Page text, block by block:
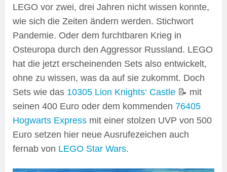
LEGO vor zwei, drei Jahren nicht wissen konnte,
wie sich die Zeiten ändern werden. Stichwort
Pandemie. Oder dem furchtbaren Krieg in
Osteuropa durch den Aggressor Russland. LEGO
hat die jetzt erscheinenden Sets also entwickelt,
ohne zu wissen, was da auf sie zukommt. Doch
Sets wie das 10305 Lion Knights‘ Castle 📝 mit
seinen 400 Euro oder dem kommenden 76405
Hogwarts Express mit einer stolzen UVP von 500
Euro setzen hier neue Ausrufezeichen auch
fernab von LEGO Star Wars.